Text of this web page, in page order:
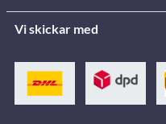
Vi skickar med